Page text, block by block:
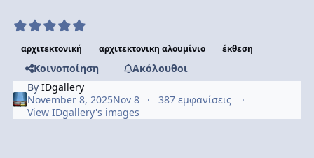
αρχιτεκτονική αρχιτεκτονικη αλουμίνιο έκθεση
Κοινοποίηση
Ακόλουθοι
ByIDgallery
November 8, 2025Nov 8
387 εμφανίσεις
View IDgallery's images